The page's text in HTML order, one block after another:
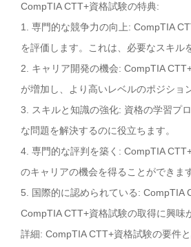
CompTIA CTT+資格試験の特典:
1. 専門的な競争力の向上: CompTIA
を評価します。これは、必要なスキル
2. キャリア開発の機会: CompTIA
が増加し、より高いレベルのポジショ
3. スキルと知識の強化: 資格の学習プ
な問題を解決するのに役立ちます。
4. 専門的な評判を築く: CompTIA
のキャリアの機会を得ることができます
5. 国際的に認められている: CompTIA
CompTIA CTT+資格試験の取得に興味
詳細: CompTIA CTT+資格試験の要件